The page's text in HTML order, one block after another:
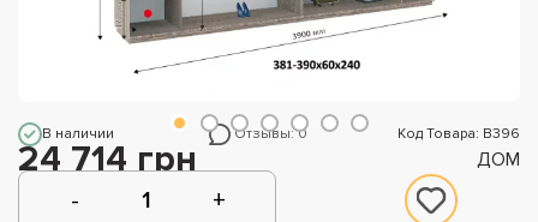
В наличии Отзывы: 0 Код Товара: В396
24 714 грн ДОМ